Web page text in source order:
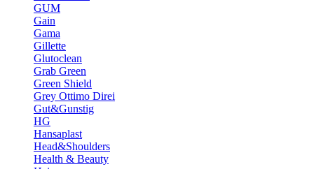
GUM
Gain
Gama
Gillette
Glutoclean
Grab Green
Green Shield
Grey Ottimo Direi
Gut&Gunstig
HG
Hansaplast
Head&Shoulders
Health & Beauty